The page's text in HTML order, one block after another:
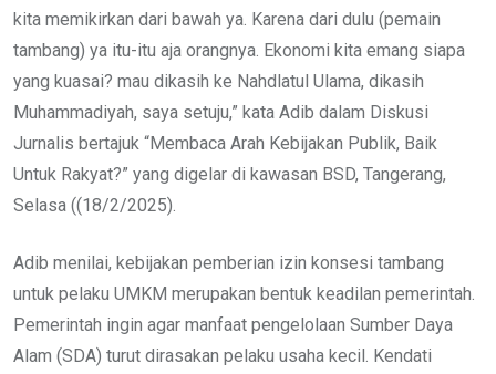
kita memikirkan dari bawah ya. Karena dari dulu (pemain
tambang) ya itu-itu aja orangnya. Ekonomi kita emang siapa
yang kuasai? mau dikasih ke Nahdlatul Ulama, dikasih
Muhammadiyah, saya setuju,” kata Adib dalam Diskusi
Jurnalis bertajuk “Membaca Arah Kebijakan Publik, Baik
Untuk Rakyat?” yang digelar di kawasan BSD, Tangerang,
Selasa ((18/2/2025).
Adib menilai, kebijakan pemberian izin konsesi tambang
untuk pelaku UMKM merupakan bentuk keadilan pemerintah.
Pemerintah ingin agar manfaat pengelolaan Sumber Daya
Alam (SDA) turut dirasakan pelaku usaha kecil. Kendati